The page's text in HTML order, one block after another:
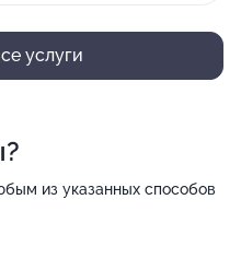
услуги
из указанных способов